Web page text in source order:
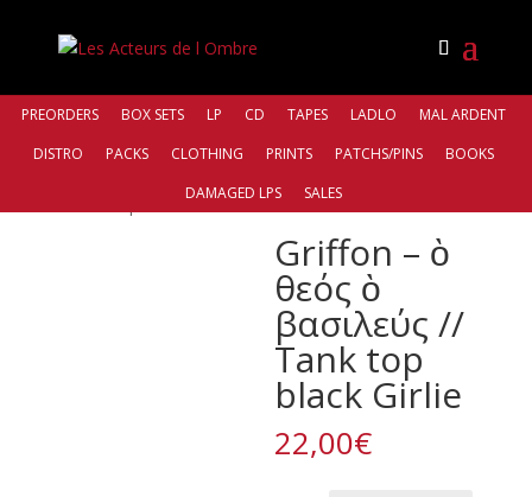
PREORDERS BOX SETS LP CD TAPES LADLO
MAL ARDENT
DISTRO
PACKS CLOTHING PRINTS PATCHS/PINS
BOOKS
DAMAGED LPS
SALES
// Tank top black Girlie
Griffon – ὸ
θεός ὸ
βασιλεύς //
Tank top
black Girlie
22,00€